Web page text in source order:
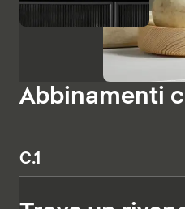
Abbinamenti
C.1